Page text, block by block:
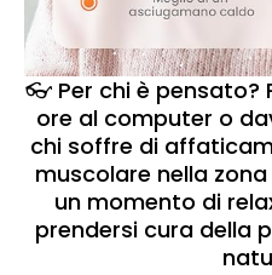
👓 Per chi è
ore al computer o
chi soffre di
muscolare nella
un momento di
prendersi cura della